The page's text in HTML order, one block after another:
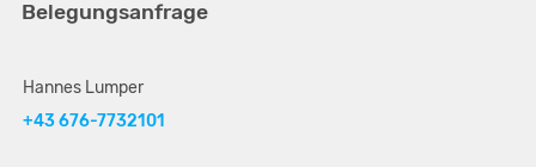
Belegungsanfrage
Hannes Lumper
+43 676-7732101